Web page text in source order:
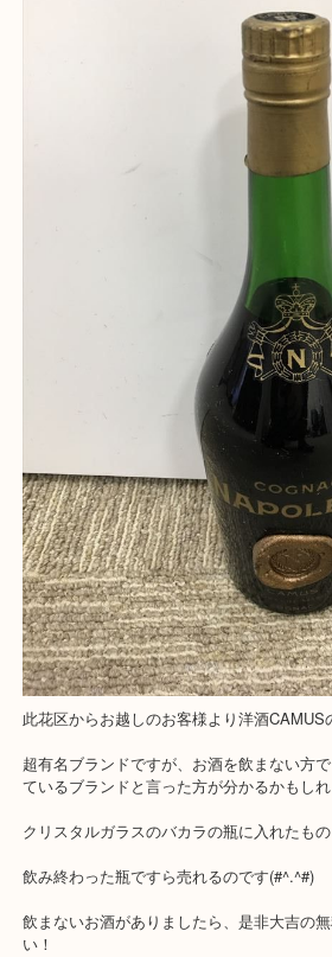
買取専門店「大吉 MEGAドン
かった！と思っていただける
従業員一同ご来店心からお待ち
Facebook
Twitter
Line
CAMUS NAPOLEON 洋
公開日:2020/02/04 最終更新日:2025/07/28
CAMUS NAPOLEON 洋酒（ CAMUS カ
ルコール ブランデー コニャック ）
全て ブランデー カミュ お酒 此花区